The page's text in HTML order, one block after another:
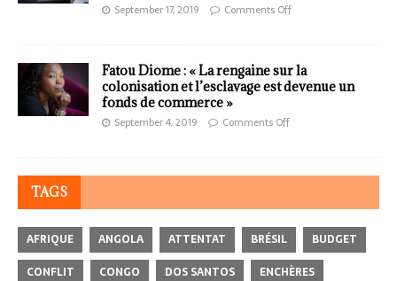
September 17, 2019 Comments Off
Fatou Diome : « La rengaine sur la
colonisation et l’esclavage est devenue un
fonds de commerce »
September 4, 2019 Comments Off
TAGS
AFRIQUE ANGOLA ATTENTAT BRÉSIL
BUDGET
CONFLIT
CONGO DOS SANTOS
ENCHÈRES